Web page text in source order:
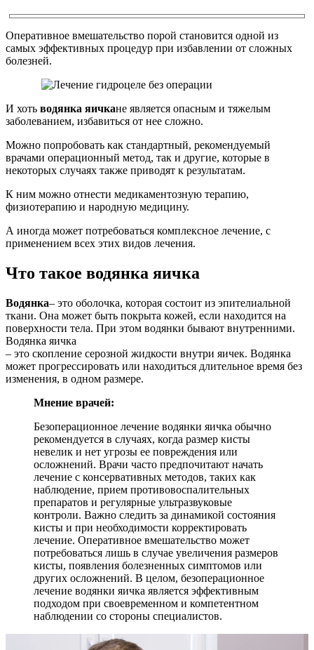
Оперативное вмешательство порой становится одной из
самых эффективных процедур при избавлении от сложных
болезней.
И хоть водянка яичкане является опасным и тяжелым
заболеванием, избавиться от нее сложно.
Можно попробовать как стандартный, рекомендуемый
врачами операционный метод, так и другие, которые в
некоторых случаях также приводят к результатам.
К ним можно отнести медикаментозную терапию,
физиотерапию и народную медицину.
А иногда может потребоваться комплексное лечение, с
применением всех этих видов лечения.
Что такое водянка яичка
Водянка– это оболочка, которая состоит из эпителиальной
ткани. Она может быть покрыта кожей, если находится на
поверхности тела. При этом водянки бывают внутренними.
Водянка яичка
– это скопление серозной жидкости внутри яичек. Водянка
может прогрессировать или находиться длительное время без
изменения, в одном размере.
Мнение врачей:
Безоперационное лечение водянки яичка обычно
рекомендуется в случаях, когда размер кисты
невелик и нет угрозы ее повреждения или
осложнений. Врачи часто предпочитают начать
лечение с консервативных методов, таких как
наблюдение, прием противовоспалительных
препаратов и регулярные ультразвуковые
контроли. Важно следить за динамикой состояния
кисты и при необходимости корректировать
лечение. Оперативное вмешательство может
потребоваться лишь в случае увеличения размеров
кисты, появления болезненных симптомов или
других осложнений. В целом, безоперационное
лечение водянки яичка является эффективным
подходом при своевременном и компетентном
наблюдении со стороны специалистов.